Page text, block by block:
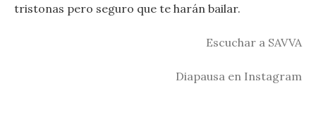
tristonas pero seguro que te harán bailar.
Escuchar a SAVVA
Diapausa en Instagram